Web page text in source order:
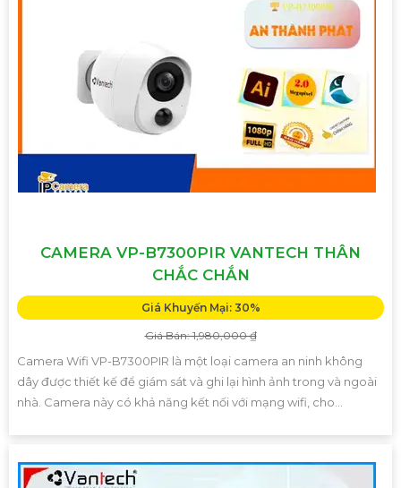
CAMERA VP-B7300PIR VANTECH THÂN
CHẮC CHẮN
Giá Khuyến Mại: 30%
Giá Bán: 1,980,000 ₫
Camera Wifi VP-B7300PIR là một loại camera an ninh không
dây được thiết kế để giám sát và ghi lại hình ảnh trong và ngoài
nhà. Camera này có khả năng kết nối với mạng wifi, cho...